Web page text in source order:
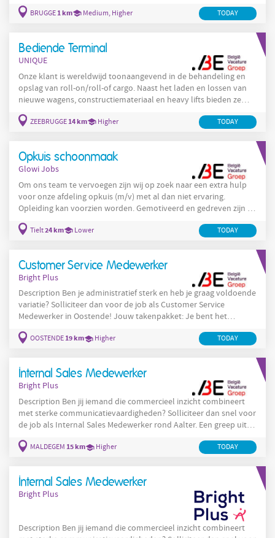
afdeling cobalt bedien je meerdere machines en/of reactoren en
analyseer je stalen uit het productieproces en garandeert zo de
het
BRUGGE1 km Medium, Higher TODAY
Bediende Terminal
UNIQUE
Onze klant is wereldwijd toonaangevend in de behandeling en
opslag van roll-on/roll-of cargo. Naast het laden en lossen van
nieuwe wagens, constructiemateriaal en heavy lifts bieden ze
ook vehicle processing, scheepsagentuur en complete
afhandeling van douaneverplichtingen alsook het volledige
ZEEBRUGGE14 km Higher TODAY
Opkuis schoonmaak
Glowi Jobs
Om ons team te vervoegen zijn wij op zoek naar een extra hulp
voor onze afdeling opkuis (m/v) met al dan niet ervaring.
Opleiding kan voorzien worden. Gemotiveerd en gedreven zijn is
en willen aanpakken. Je werkt alleen of in een team van
Nieuwbouwreiniging Reiniging na brand Reinigen
Tielt24 km Lower TODAY
Customer Service Medewerker
Bright Plus
Description Ben je administratief sterk en heb je graag voldoende
variatie? Solliciteer dan voor de job als Customer Service
Medewerker in Oostende! Jouw takenpakket: Je bent het
offerteaanvragen en maakt offertes op Je verwerkt
productaanbod en de service
OOSTENDE19 km Higher TODAY
Internal Sales Medewerker
Bright Plus
Description Ben jij iemand die commercieel inzicht combineert
met sterke communicatievaardigheden? Solliciteer dan snel voor
de job als Internal Sales Medewerker rond Aalter. Een greep uit
klantenvragen van A tot Z en biedt snelle, correcte oplossingen.
leveringen te
MALDEGEM 15 km Higher TODAY
Internal Sales Medewerker
Bright Plus
Description Ben jij iemand die commercieel inzicht combineert